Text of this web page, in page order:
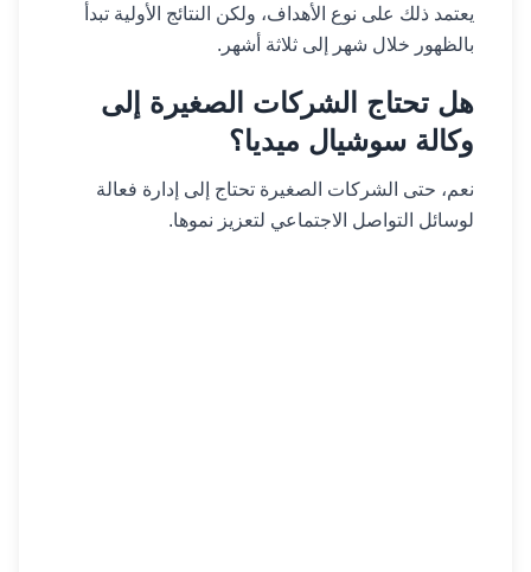
يعتمد ذلك على نوع الأهداف، ولكن النتائج الأولية تبدأ
بالظهور خلال شهر إلى ثلاثة أشهر.
هل تحتاج الشركات الصغيرة إلى
وكالة سوشيال ميديا؟
نعم، حتى الشركات الصغيرة تحتاج إلى إدارة فعالة
لوسائل التواصل الاجتماعي لتعزيز نموها.